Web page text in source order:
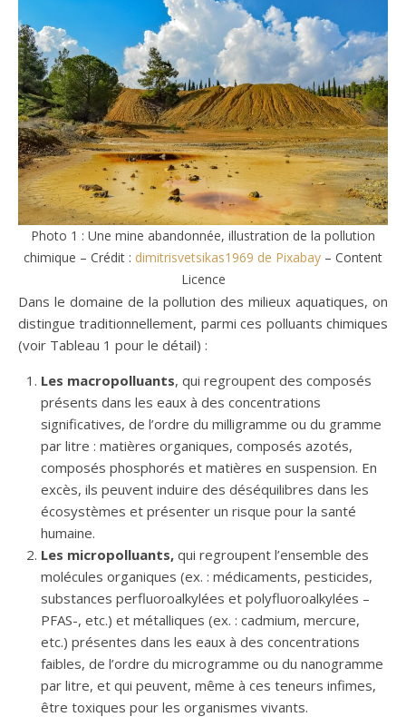
Photo 1 : Une mine abandonnée, illustration de la pollution
chimique – Crédit : dimitrisvetsikas1969 de Pixabay – Content
Licence
Dans le domaine de la pollution des milieux aquatiques, on
distingue traditionnellement, parmi ces polluants chimiques
(voir Tableau 1 pour le détail) :
Les macropolluants, qui regroupent des composés
présents dans les eaux à des concentrations
significatives, de l’ordre du milligramme ou du gramme
par litre : matières organiques, composés azotés,
composés phosphorés et matières en suspension. En
excès, ils peuvent induire des déséquilibres dans les
écosystèmes et présenter un risque pour la santé
humaine.
Les micropolluants, qui regroupent l’ensemble des
molécules organiques (ex. : médicaments, pesticides,
substances perfluoroalkylées et polyfluoroalkylées –
PFAS-, etc.) et métalliques (ex. : cadmium, mercure,
etc.) présentes dans les eaux à des concentrations
faibles, de l’ordre du microgramme ou du nanogramme
par litre, et qui peuvent, même à ces teneurs infimes,
être toxiques pour les organismes vivants.